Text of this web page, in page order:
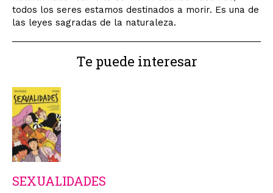
todos los seres estamos destinados a morir. Es una de
las leyes sagradas de la naturaleza.
Te puede interesar
SEXUALIDADES